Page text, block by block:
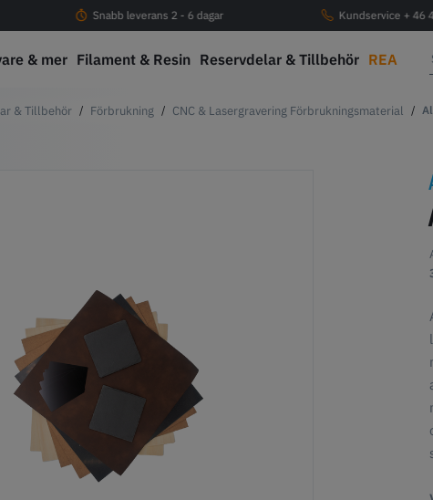
Snabb leverans 2 - 6 dagar Kundservice + 46
& mer Filament & Resin Reservdelar & Tillbehör REA
& Tillbehör Förbrukning CNC & Lasergravering Förbrukningsmaterial